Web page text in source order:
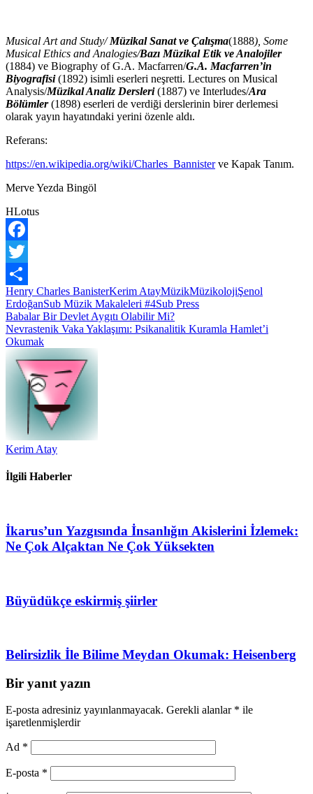
Musical Art and Study/Müzikal Sanat ve Çalışma(1888), Some
Musical Ethics and Analogies/Bazı Müzikal Etik ve Analojiler
(1884) ve Biography of G.A. Macfarren/G.A. Macfarren’in
Biyografisi(1892) isimli eserleri neşretti. Lectures on Musical
Analysis/Müzikal Analiz Dersleri(1887) ve Interludes/Ara
Bölümler(1898) eserleri de verdiği derslerinin birer derlemesi
olarak yayın hayatındaki yerini özenle aldı.
Referans:
https://en.wikipedia.org/wiki/Charles_Bannisterve Kapak Tanım.
Merve Yezda Bingöl
HLotus
Facebook
Twitter
Share
Henry Charles BanisterKerim AtayMüzikMüzikolojiŞenol
ErdoğanSub Müzik Makaleleri #4Sub Press
Yazı
gezinmesi
Babalar Bir Devlet Aygıtı Olabilir Mi?
Nevrastenik Vaka Yaklaşımı: Psikanalitik Kuramla Hamlet’i
Okumak
Kerim Atay
İlgili Haberler
İkarus’un Yazgısında İnsanlığın Akislerini İzlemek:
Ne Çok Alçaktan Ne Çok Yüksekten
Büyüdükçe eskirmiş şiirler
Belirsizlik İle Bilime Meydan Okumak: Heisenberg
Bir yanıt yazın
E-posta adresiniz yayınlanmayacak. Gerekli alanlar * ile
işaretlenmişlerdir
Ad *
E-posta *